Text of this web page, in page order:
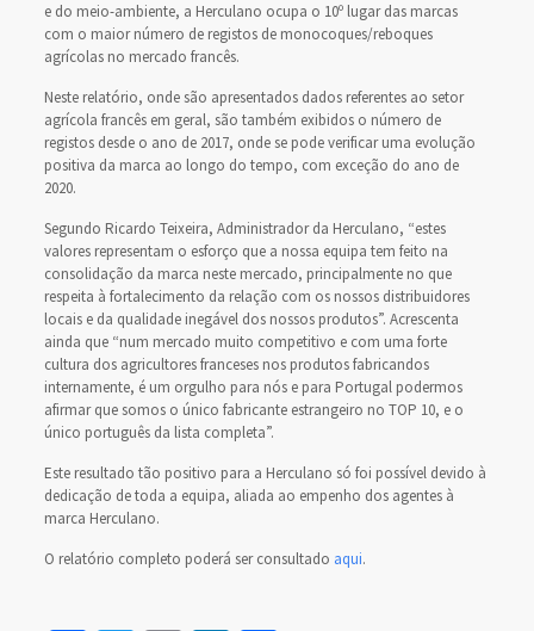
e do meio-ambiente, a Herculano ocupa o 10º lugar das marcas
com o maior número de registos de monocoques/reboques
agrícolas no mercado francês.
Neste relatório, onde são apresentados dados referentes ao setor
agrícola francês em geral, são também exibidos o número de
registos desde o ano de 2017, onde se pode verificar uma evolução
positiva da marca ao longo do tempo, com exceção do ano de
2020.
Segundo Ricardo Teixeira, Administrador da Herculano, “estes
valores representam o esforço que a nossa equipa tem feito na
consolidação da marca neste mercado, principalmente no que
respeita à fortalecimento da relação com os nossos distribuidores
locais e da qualidade inegável dos nossos produtos”. Acrescenta
ainda que “num mercado muito competitivo e com uma forte
cultura dos agricultores franceses nos produtos fabricandos
internamente, é um orgulho para nós e para Portugal podermos
afirmar que somos o único fabricante estrangeiro no TOP 10, e o
único português da lista completa”.
Este resultado tão positivo para a Herculano só foi possível devido à
dedicação de toda a equipa, aliada ao empenho dos agentes à
marca Herculano.
O relatório completo poderá ser consultado aqui.